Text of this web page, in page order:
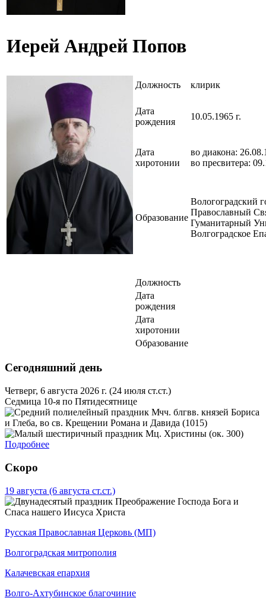
Иерей Андрей Попов
Должность клирик
Дата
рождения
10.05.1965 г.
Дата
хиротонии
во диакона:
во пресвитера:
Образование
Вологоградский
Православный
Гуманитарный
Волгоградское
Должность
Дата
рождения
Дата
хиротонии
Образование
Сегодняшний день
Четверг, 6 августа 2026 г. (24 июля ст.ст.)
Седмица 10-я по Пятидесятнице
Мчч. блгвв. князей Бориса
и Глеба, во св. Крещении Романа и Давида (1015)
Мц. Христины (ок. 300)
Подробнее
Скоро
19 августа (6 августа ст.ст.)
Преображение Господа Бога и
Спаса нашего Иисуса Христа
Русская Православная Церковь (МП)
Волгоградская митрополия
Калачевская епархия
Волго-Ахтубинское благочиние